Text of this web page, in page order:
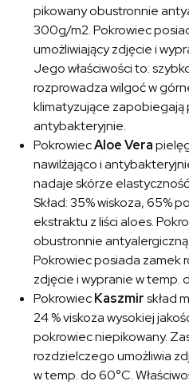
pikowany obustronnie
300g/m2. Pokrowiec
umożliwiający zdjęcie i
Jego właściwości to:
rozprowadza wilgoć w
klimatyzujące zapobiegają
antybakteryjnie.
PokrowiecAloe Vera
nawilżająco i
nadaje skórze
Skład: 35% wiskoza, 65%
ekstraktu z liści aloes.
obustronnie
Pokrowiec posiada zamek
zdjęcie i wypranie w temp.
PokrowiecKaszmirskład
24 % viskoza wysokiej
pokrowiec niepikowany.
rozdzielczego umożliwia
w temp. do 60°C.